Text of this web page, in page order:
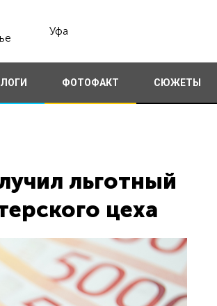
Уфа
ФОТОФАКТ СЮЖЕТЫ
льготный
цеха